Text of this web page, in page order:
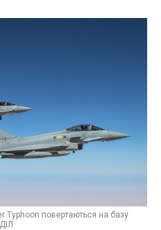
Typhoon повертаються на базу